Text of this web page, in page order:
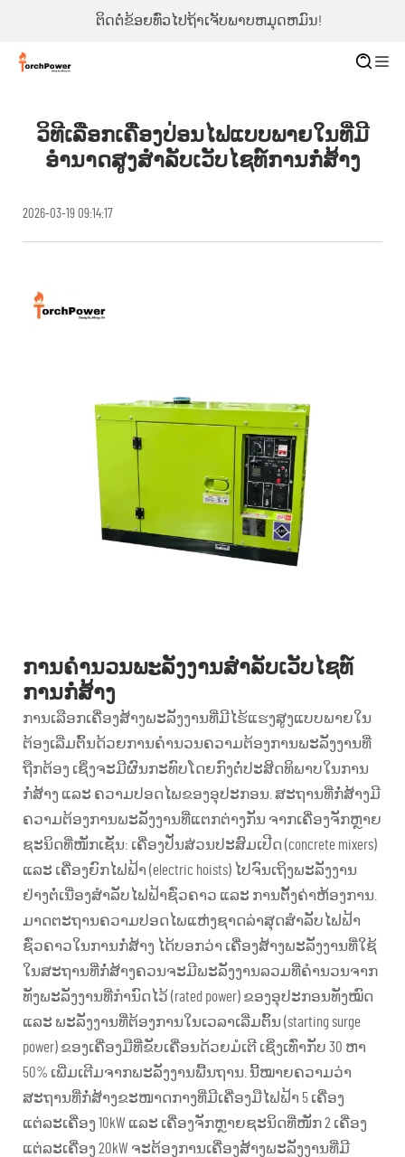
ຕິດຕໍ່ຂ້ອຍທົ່ວໄປຖ້າເຈັບພາບຫມຸດຫມົນ!
ວິທີເລືອກເຄື່ອງປ່ອນໄຟແບບພາຍໃນທີ່ມີ
ອຳນາດສູງສຳລັບເວັບໄຊທ໌ການກໍ່ສ້າງ
2026-03-19 09:14:17
ການຄຳນວນພະລັງງານສຳລັບເວັບໄຊທ໌
ການກໍ່ສ້າງ
ການເລືອກເຄື່ອງສ້າງພະລັງງານທີ່ມີໄຮ້ແຮງສູງແບບພາຍໃນ
ຕ້ອງເລີ່ມຕົ້ນດ້ວຍການຄຳນວນຄວາມຕ້ອງການພະລັງງານທີ່
ຖືກຕ້ອງ ເຊິ່ງຈະມີຜົນກະທົບໂດຍກົງຕໍ່ປະສິດທິພາບໃນການ
ກໍ່ສ້າງ ແລະ ຄວາມປອດໄພຂອງອຸປະກອນ. ສະຖານທີ່ກໍ່ສ້າງມີ
ຄວາມຕ້ອງການພະລັງງານທີ່ແຕກຕ່າງກັນ ຈາກເຄື່ອງຈັກຫຼາຍ
ຊະນິດທີ່ໜັກເຊັ່ນ: ເຄື່ອງປັ່ນສ່ວນປະສົມເປີດ (concrete mixers)
ແລະ ເຄື່ອງຍົກໄຟຟ້າ (electric hoists) ໄປຈົນເຖິງພະລັງງານ
ຢ່າງຕໍ່ເນື່ອງສຳລັບໄຟຟ້າຊົ່ວຄາວ ແລະ ການຕັ້ງຄ່າຫ້ອງການ.
ມາດຕະຖານຄວາມປອດໄພແຫ່ງຊາດລ່າສຸດສຳລັບໄຟຟ້າ
ຊົ່ວຄາວໃນການກໍ່ສ້າງ ໄດ້ບອກວ່າ ເຄື່ອງສ້າງພະລັງງານທີ່ໃຊ້
ໃນສະຖານທີ່ກໍ່ສ້າງຄວນຈະມີພະລັງງານລວມທີ່ຄຳນວນຈາກ
ທັງພະລັງງານທີ່ກຳນົດໄວ້ (rated power) ຂອງອຸປະກອນທັງໝົດ
ແລະ ພະລັງງານທີ່ຕ້ອງການໃນເວລາເລີ່ມຕົ້ນ (starting surge
power) ຂອງເຄື່ອງມືທີ່ຂັບເຄື່ອນດ້ວຍມໍເຕີ ເຊິ່ງເທົ່າກັບ 30 ຫາ
50% ເພີ່ມເຕີມຈາກພະລັງງານພື້ນຖານ. ນີ້ໝາຍຄວາມວ່າ
ສະຖານທີ່ກໍ່ສ້າງຂະໜາດກາງທີ່ມີເຄື່ອງມືໄຟຟ້າ 5 ເຄື່ອງ
ແຕ່ລະເຄື່ອງ 10kW ແລະ ເຄື່ອງຈັກຫຼາຍຊະນິດທີ່ໜັກ 2 ເຄື່ອງ
ແຕ່ລະເຄື່ອງ 20kW ຈະຕ້ອງການເຄື່ອງສ້າງພະລັງງານທີ່ມີ